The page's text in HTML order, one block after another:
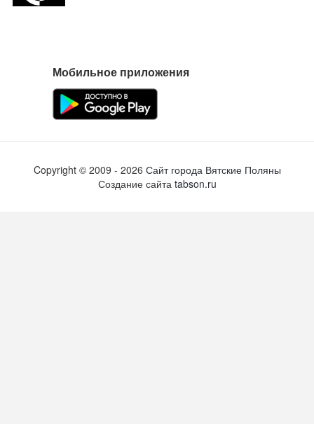
Мобильное приложения
Copyright © 2009 - 2026 Сайт города Вятские Поляны
Создание сайта tabson.ru